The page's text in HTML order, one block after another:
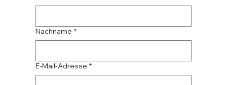
Nachname *
E-Mail-Adresse *